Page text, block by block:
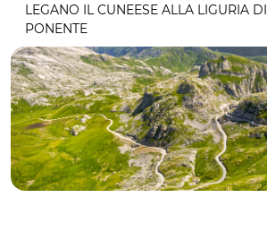
TERRITORIO
OUTDOOR
LEGANO IL CUNEESE ALLA LIGURIA DI
PONENTE